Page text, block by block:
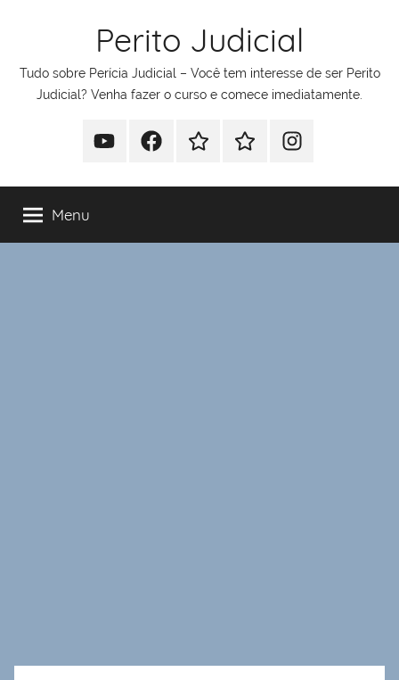
conteúdo
Perito Judicial
Tudo sobre Perícia Judicial – Você tem interesse de ser Perito
Judicial? Venha fazer o curso e comece imediatamente.
YoutubeFacebookWhatsappTelegramInstagram
Menu